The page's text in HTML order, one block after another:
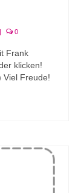
| 0
Frank
klicken!
Viel Freude!